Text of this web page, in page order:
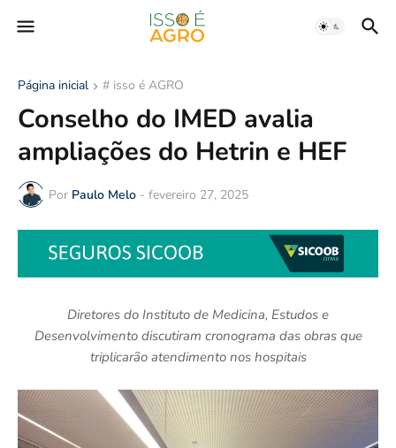
Página inicial # isso é AGRO
Conselho do IMED avalia
ampliações do Hetrin e HEF
Por Paulo Melo - fevereiro 27, 2025
Diretores do Instituto de Medicina, Estudos e
Desenvolvimento discutiram cronograma das obras que
triplicarão atendimento nos hospitais